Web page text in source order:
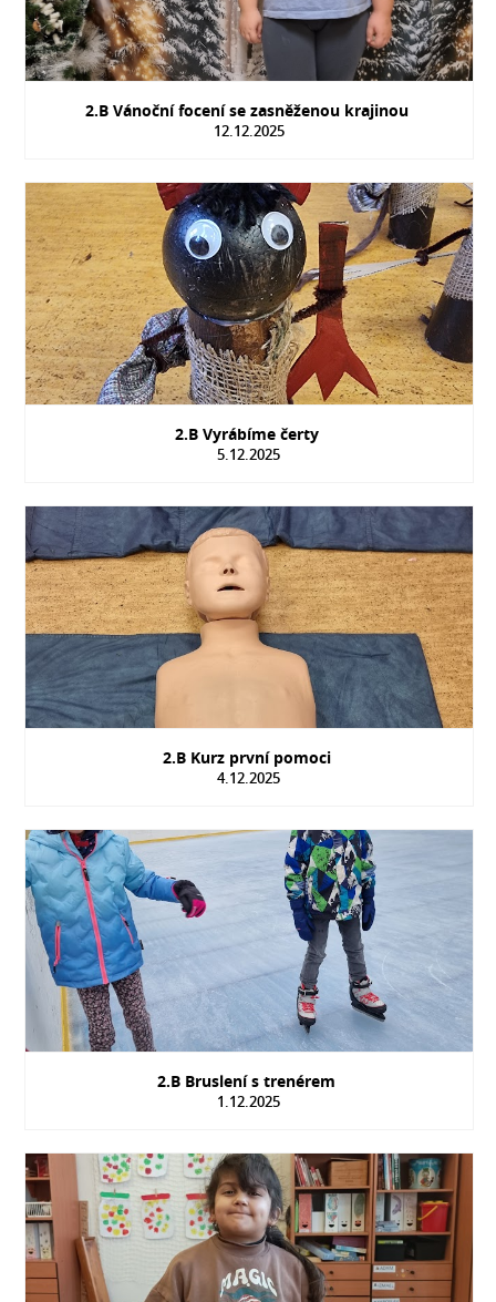
2.B Vánoční focení se zasněženou krajinou
12.12.2025
2.B Vyrábíme čerty
5.12.2025
2.B Kurz první pomoci
4.12.2025
2.B Bruslení s trenérem
1.12.2025